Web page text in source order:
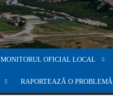
MONITORUL OFICIAL LOCAL
RAPORTEAZĂ O PROBLEMĂ